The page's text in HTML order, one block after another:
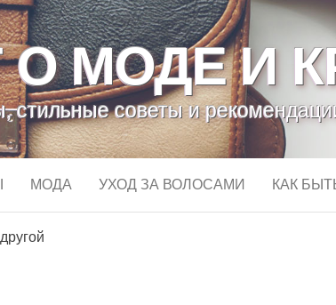
О МОДЕ И
стильные советы и
МОДА УХОД ЗА ВОЛОСАМИ КАК